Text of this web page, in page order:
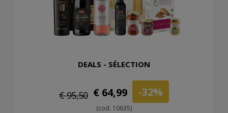
DEALS - SÉLECTION
€ 95,50 € 64,99 -32%
(cod. 10635)